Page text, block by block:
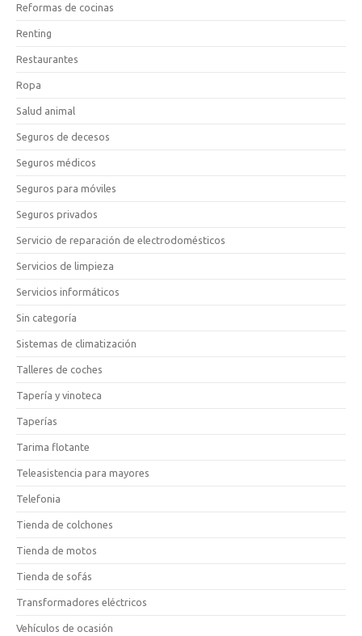
Reformas de cocinas
Renting
Restaurantes
Ropa
Salud animal
Seguros de decesos
Seguros médicos
Seguros para móviles
Seguros privados
Servicio de reparación de electrodomésticos
Servicios de limpieza
Servicios informáticos
Sin categoría
Sistemas de climatización
Talleres de coches
Tapería y vinoteca
Taperías
Tarima flotante
Teleasistencia para mayores
Telefonia
Tienda de colchones
Tienda de motos
Tienda de sofás
Transformadores eléctricos
Vehículos de ocasión